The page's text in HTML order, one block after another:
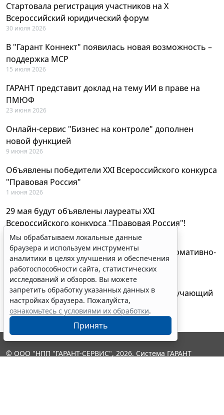
Стартовала регистрация участников на X
Всероссийский юридический форум
30 июля 2026
В "Гарант Коннект" появилась новая возможность –
поддержка MCP
15 июля 2026
ГАРАНТ представит доклад на тему ИИ в праве на
ПМЮФ
23 июня 2026
Онлайн-сервис "Бизнес на контроле" дополнен
новой функцией
9 июня 2026
Объявлены победители XXI Всероссийского конкурса
"Правовая Россия"
1 июня 2026
29 мая будут объявлены лауреаты XXI
Всероссийского конкурса "Правовая Россия"!
27 мая 2026
AI-ассистент Искра теперь анализирует нормативно-
техническую документацию
28 апреля 2026
"ГАРАНТ Электронный экспресс" провел обучающий
вебинар по работе с AI-ассистентом Искра
23 апреля 2026
Мы обрабатываем локальные данные
браузера и используем инструменты
аналитики в целях улучшения и обеспечения
работоспособности сайта, статистических
исследований и обзоров. Вы можете
запретить обработку указанных данных в
настройках браузера. Пожалуйста,
ознакомьтесь с условиями их обработки.
Принять
© ООО "НПП "ГАРАНТ-СЕРВИС", 2026. Система ГАРАНТ